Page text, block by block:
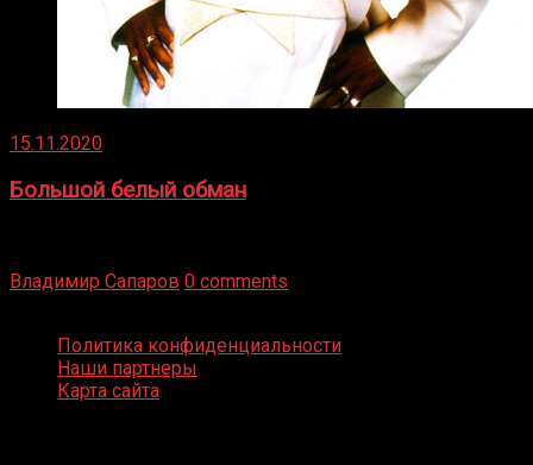
15.11.2020
Большой белый обман
Владимир Сапаров 0 comments
Политика конфиденциальности
Наши партнеры
Карта сайта